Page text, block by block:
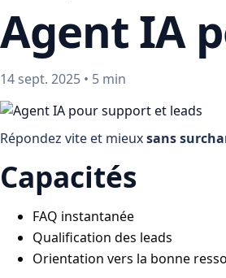
Agent IA
14 sept. 2025 • 5 min
Répondez vite et mieuxsans
Capacités
FAQ instantanée
Qualification des leads
Orientation vers la bonne